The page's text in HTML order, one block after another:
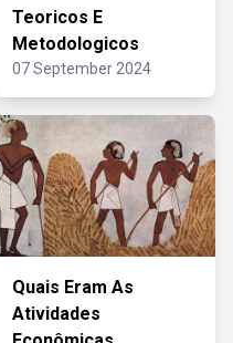
Teoricos E
Metodologicos
07 September 2024
Quais Eram As
Atividades